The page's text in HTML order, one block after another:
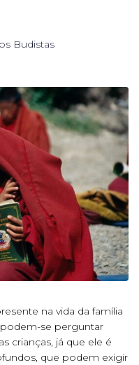
Budistas
na vida da família
se perguntar
crianças, já que ele é
que podem exigir